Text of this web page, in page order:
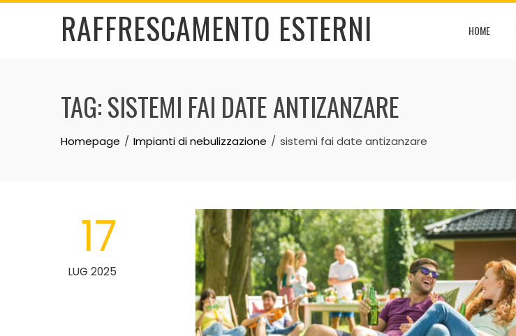
Skip
RAFFRESCAMENTO ESTERNI HOME
TAG:SISTEMI FAI DATE ANTIZANZARE
Homepage Impianti di nebulizzazione sistemi fai date antizanzare
17
LUG 2025